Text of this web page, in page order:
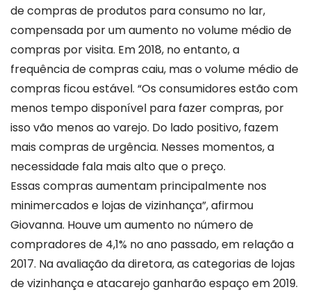
de compras de produtos para consumo no lar,
compensada por um aumento no volume médio de
compras por visita. Em 2018, no entanto, a
frequência de compras caiu, mas o volume médio de
compras ficou estável. “Os consumidores estão com
menos tempo disponível para fazer compras, por
isso vão menos ao varejo. Do lado positivo, fazem
mais compras de urgência. Nesses momentos, a
necessidade fala mais alto que o preço.
Essas compras aumentam principalmente nos
minimercados e lojas de vizinhança”, afirmou
Giovanna. Houve um aumento no número de
compradores de 4,1% no ano passado, em relação a
2017. Na avaliação da diretora, as categorias de lojas
de vizinhança e atacarejo ganharão espaço em 2019.